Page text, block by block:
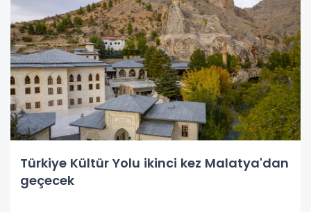
Türkiye Kültür Yolu ikinci kez Malatya'dan
geçecek